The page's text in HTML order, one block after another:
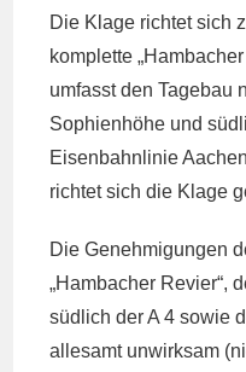
Die Klage richtet sich
komplette
umfasst den Tagebau
Sophienhöhe und
Eisenbahnlinie
richtet sich die Klage
Die Genehmigungen
„Hambacher Revier“,
südlich der A 4 sowie
allesamt unwirksam